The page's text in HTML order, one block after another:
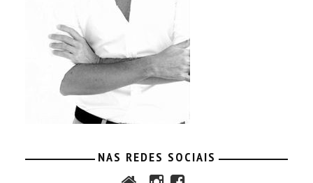
NAS REDES SOCIAIS